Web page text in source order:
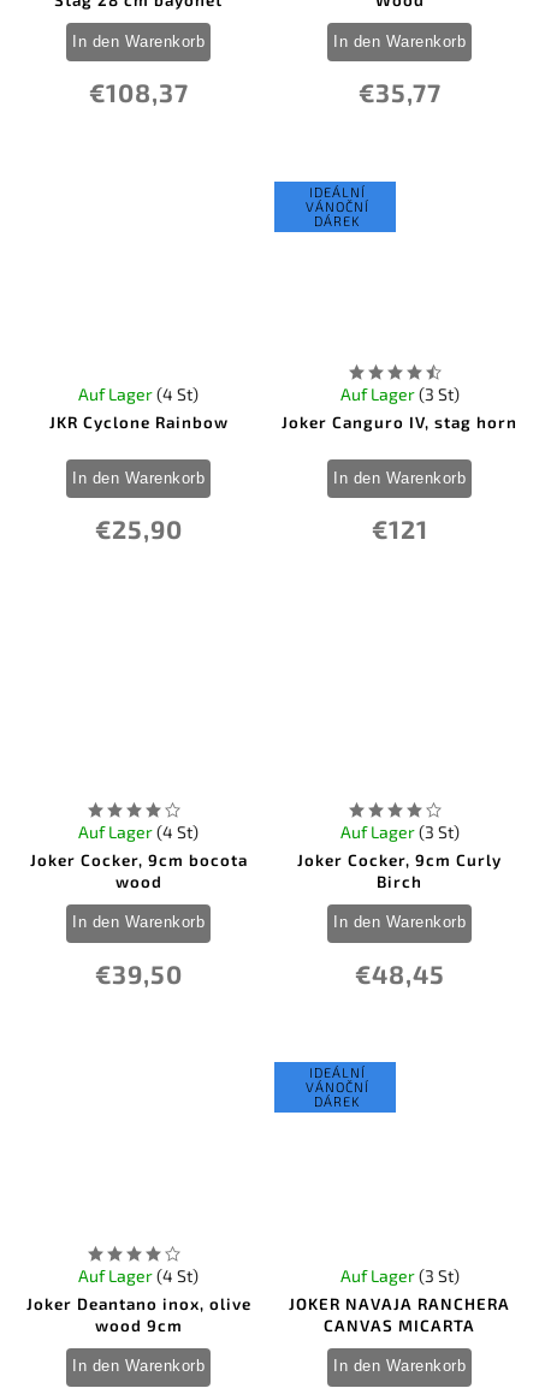
€108,37
In den Warenkorb
€35,77
In den Warenkorb
JKR Cyclone Rainbow
Auf Lager(4 St)
€25,90
In den Warenkorb
IDEÁLNÍ
VÁNOČNÍ
DÁREK
Joker Canguro IV, stag horn
Auf Lager(3 St)
€121
In den Warenkorb
Joker Cocker, 9cm bocota
wood
Auf Lager(4 St)
€39,50
In den Warenkorb
Joker Cocker, 9cm Curly
Birch
Auf Lager(3 St)
€48,45
In den Warenkorb
Joker Deantano inox, olive
wood 9cm
Auf Lager(4 St)
In den Warenkorb
IDEÁLNÍ
VÁNOČNÍ
DÁREK
JOKER NAVAJA RANCHERA
CANVAS MICARTA
Auf Lager(3 St)
In den Warenkorb